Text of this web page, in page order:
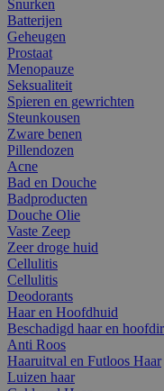
Snurken
Batterijen
Geheugen
Prostaat
Menopauze
Seksualiteit
Spieren en gewrichten
Steunkousen
Zware benen
Pillendozen
Acne
Bad en Douche
Badproducten
Douche Olie
Vaste Zeep
Zeer droge huid
Cellulitis
Cellulitis
Deodorants
Haar en Hoofdhuid
Beschadigd haar en
Anti Roos
Haaruitval en Futloos Haar
Luizen haar